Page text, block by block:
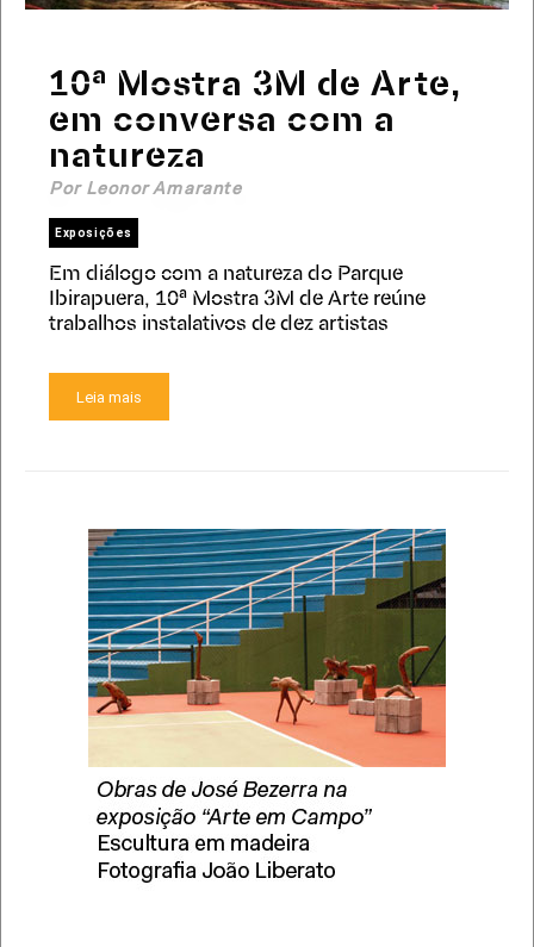
10ª Mostra 3M de Arte,
em conversa com a
natureza
Por Leonor Amarante
Exposições
Em diálogo com a natureza do Parque
Ibirapuera, 10ª Mostra 3M de Arte reúne
trabalhos instalativos de dez artistas
Leia mais